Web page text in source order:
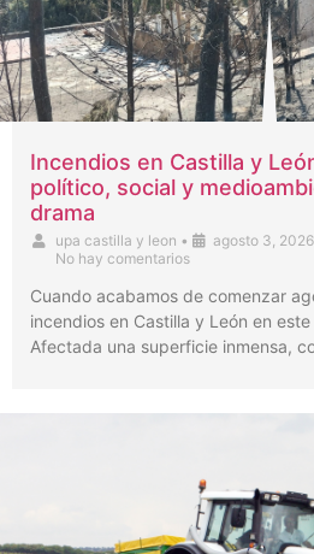
Incendios en Castilla y
político, social y
drama
upa castilla y leon • agosto 3, 2026
No hay comentarios
Cuando acabamos de comenzar
incendios en Castilla y León en
Afectada una superficie inmensa,